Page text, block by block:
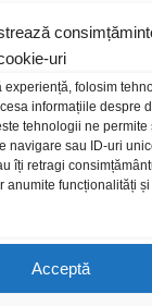
uri
experiență, folosim
informațiile despre
tehnologii ne permite
navigare sau ID-uri
îți retragi
anumite funcționalități
Acceptăcircular